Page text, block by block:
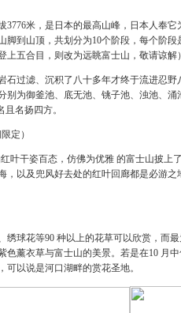
3776米，是日本的最高山峰，日本人奉
脚到山顶，共划分为10个阶段，每个阶段
五合目，则改为远眺富士山，敬请谅解）
石过滤、沉积了八十多年才终于流进忍
为御釜池、底无池、铫子池、浊池、涌
名扬四方。
定）
叶干姿百态，仿佛为优雅 的富士山披上
，以及兜风好去处的红叶回廊都是必游之
绣球花等90 种以上的花草可以欣赏，而
色薰衣草与富士山的美景。若是在10 月
以说是河口湖畔的赏花圣地。